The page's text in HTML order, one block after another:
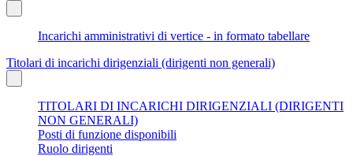
Incarichi amministrativi di vertice - in formato tabellare
Titolari di incarichi dirigenziali (dirigenti non generali)
TITOLARI DI INCARICHI DIRIGENZIALI (DIRIGENTI
NON GENERALI)
Posti di funzione disponibili
Ruolo dirigenti